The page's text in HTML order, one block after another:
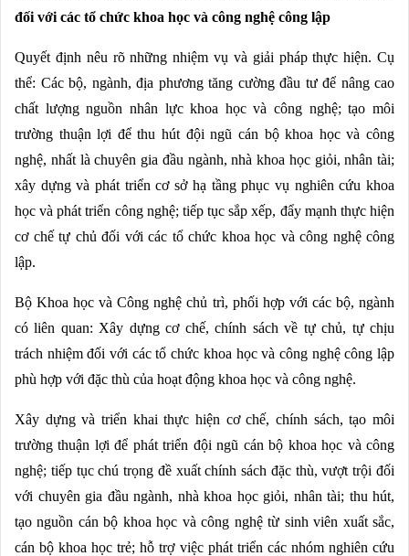
đối với các tổ chức khoa học và công nghệ công lập
Quyết định nêu rõ những nhiệm vụ và giải pháp thực hiện. Cụ
thể: Các bộ, ngành, địa phương tăng cường đầu tư để nâng cao
chất lượng nguồn nhân lực khoa học và công nghệ; tạo môi
trường thuận lợi để thu hút đội ngũ cán bộ khoa học và công
nghệ, nhất là chuyên gia đầu ngành, nhà khoa học giỏi, nhân tài;
xây dựng và phát triển cơ sở hạ tầng phục vụ nghiên cứu khoa
học và phát triển công nghệ; tiếp tục sắp xếp, đẩy mạnh thực hiện
cơ chế tự chủ đối với các tổ chức khoa học và công nghệ công
lập.
Bộ Khoa học và Công nghệ chủ trì, phối hợp với các bộ, ngành
có liên quan: Xây dựng cơ chế, chính sách về tự chủ, tự chịu
trách nhiệm đối với các tổ chức khoa học và công nghệ công lập
phù hợp với đặc thù của hoạt động khoa học và công nghệ.
Xây dựng và triển khai thực hiện cơ chế, chính sách, tạo môi
trường thuận lợi để phát triển đội ngũ cán bộ khoa học và công
nghệ; tiếp tục chú trọng đề xuất chính sách đặc thù, vượt trội đối
với chuyên gia đầu ngành, nhà khoa học giỏi, nhân tài; thu hút,
tạo nguồn cán bộ khoa học và công nghệ từ sinh viên xuất sắc,
cán bộ khoa học trẻ; hỗ trợ việc phát triển các nhóm nghiên cứu